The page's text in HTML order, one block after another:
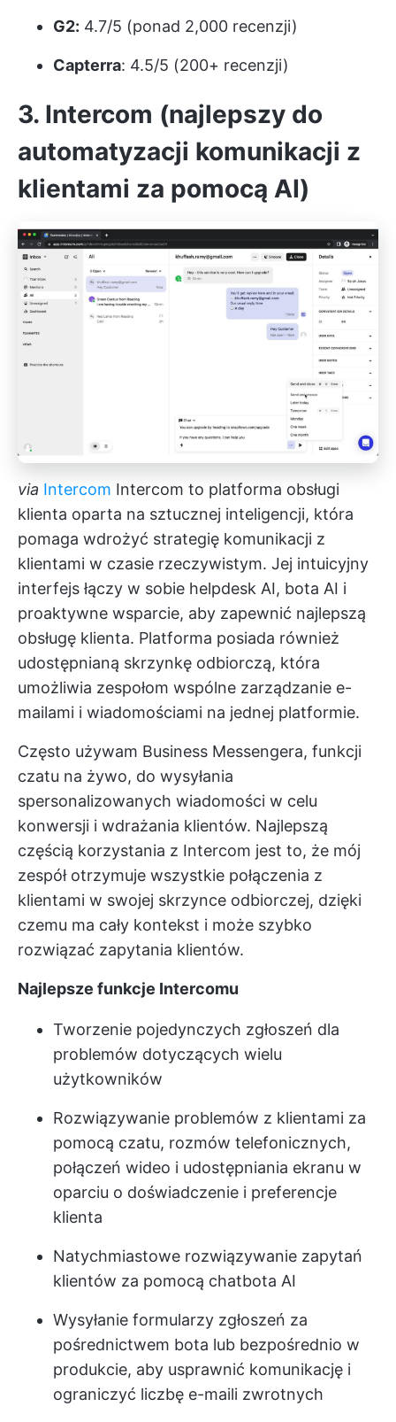
G2: 4.7/5 (ponad 2,000 recenzji)
Capterra: 4.5/5 (200+ recenzji)
3. Intercom (najlepszy do
automatyzacji komunikacji z
klientami za pomocą AI)
via Intercom Intercom to platforma obsługi
klienta oparta na sztucznej inteligencji, która
pomaga wdrożyć strategię komunikacji z
klientami w czasie rzeczywistym. Jej intuicyjny
interfejs łączy w sobie helpdesk AI, bota AI i
proaktywne wsparcie, aby zapewnić najlepszą
obsługę klienta. Platforma posiada również
udostępnianą skrzynkę odbiorczą, która
umożliwia zespołom wspólne zarządzanie e-
mailami i wiadomościami na jednej platformie.
Często używam Business Messengera, funkcji
czatu na żywo, do wysyłania
spersonalizowanych wiadomości w celu
konwersji i wdrażania klientów. Najlepszą
częścią korzystania z Intercom jest to, że mój
zespół otrzymuje wszystkie połączenia z
klientami w swojej skrzynce odbiorczej, dzięki
czemu ma cały kontekst i może szybko
rozwiązać zapytania klientów.
Najlepsze funkcje Intercomu
Tworzenie pojedynczych zgłoszeń dla
problemów dotyczących wielu
użytkowników
Rozwiązywanie problemów z klientami za
pomocą czatu, rozmów telefonicznych,
połączeń wideo i udostępniania ekranu w
oparciu o doświadczenie i preferencje
klienta
Natychmiastowe rozwiązywanie zapytań
klientów za pomocą chatbota AI
Wysyłanie formularzy zgłoszeń za
pośrednictwem bota lub bezpośrednio w
produkcie, aby usprawnić komunikację i
ograniczyć liczbę e-maili zwrotnych